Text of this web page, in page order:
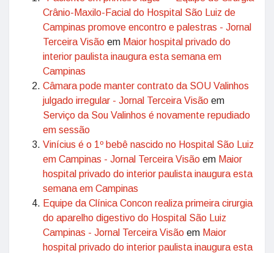
Crânio-Maxilo-Facial do Hospital São Luiz de
Campinas promove encontro e palestras - Jornal
Terceira Visão em Maior hospital privado do
interior paulista inaugura esta semana em
Campinas
Câmara pode manter contrato da SOU Valinhos
julgado irregular - Jornal Terceira Visão em
Serviço da Sou Valinhos é novamente repudiado
em sessão
Vinícius é o 1º bebê nascido no Hospital São Luiz
em Campinas - Jornal Terceira Visão em Maior
hospital privado do interior paulista inaugura esta
semana em Campinas
Equipe da Clínica Concon realiza primeira cirurgia
do aparelho digestivo do Hospital São Luiz
Campinas - Jornal Terceira Visão em Maior
hospital privado do interior paulista inaugura esta